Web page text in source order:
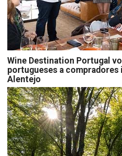
Wine Destination Portugal
portugueses a
Alentejo